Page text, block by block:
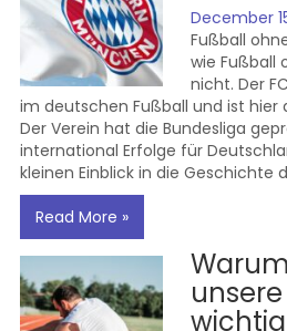
December
Fußball
wie Fußball
nicht. Der
im deutschen Fußball und ist hier
Der Verein hat die Bundesliga
international Erfolge für
kleinen Einblick in die Geschichte
Read More »